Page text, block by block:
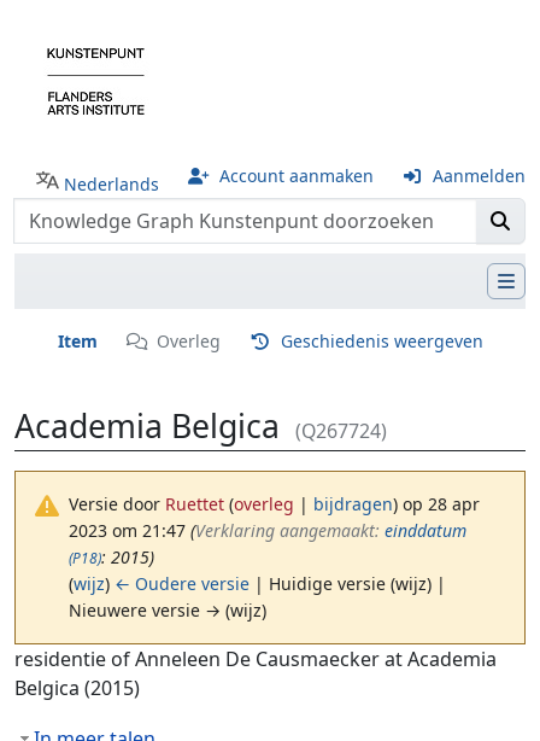
Nederlands Account aanmaken Aanmelden
Item Overleg Geschiedenis weergeven
Academia Belgica (Q267724)
Versie door Ruettet (overleg | bijdragen) op 28 apr
2023 om 21:47 (‎Verklaring aangemaakt: einddatum
(P18): 2015)
(wijz) ← Oudere versie | Huidige versie (wijz) |
Nieuwere versie → (wijz)
Ga naar:navigatie,zoeken
residentie of Anneleen De Causmaecker at Academia
Belgica (2015)